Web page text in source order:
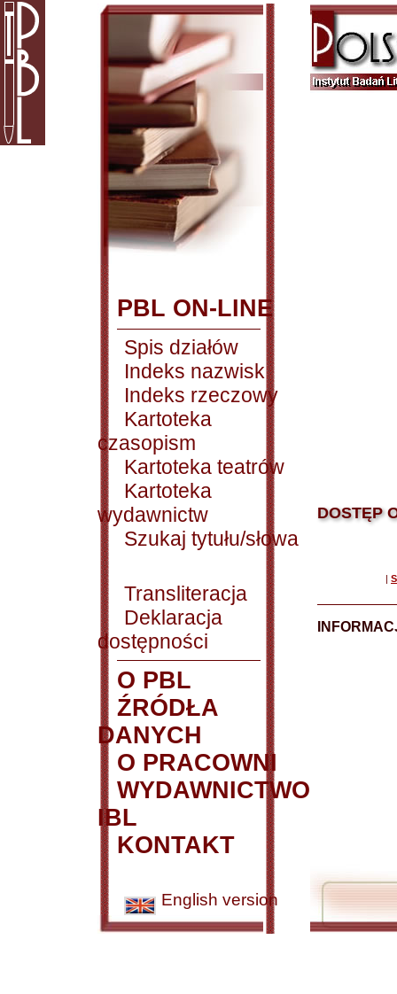
PBL ON-LINE
Spis działów
Indeks nazwisk
Indeks rzeczowy
Kartoteka
czasopism
Kartoteka teatrów
Kartoteka
wydawnictw
Szukaj tytułu/słowa
Transliteracja
Deklaracja
dostępności
O PBL
ŹRÓDŁA
DANYCH
O PRACOWNI
WYDAWNICTWO
IBL
KONTAKT
English version
DOSTĘP
|